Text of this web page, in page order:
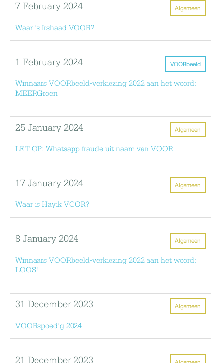
Algemeen
7 February 2024
Waar is Irshaad VOOR?
VOORbeeld
1 February 2024
Winnaars VOORbeeld-verkiezing 2022 aan het woord:
MEERGroen
Algemeen
25 January 2024
LET OP: Whatsapp fraude uit naam van VOOR
Algemeen
17 January 2024
Waar is Hayik VOOR?
Algemeen
8 January 2024
Winnaars VOORbeeld-verkiezing 2022 aan het woord:
LOOS!
Algemeen
31 December 2023
VOORspoedig 2024
21 December 2023